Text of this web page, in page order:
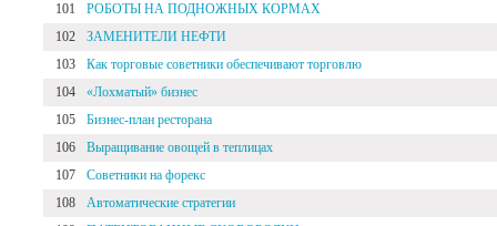
101
РОБОТЫ НА ПОДНОЖНЫХ КОРМАХ
102
ЗАМЕНИТЕЛИ НЕФТИ
103
Как торговые советники обеспечивают торговлю
104
«Лохматый» бизнес
105
Бизнес-план ресторана
106
Выращивание овощей в теплицах
107
Советники на форекс
108
Автоматические стратегии